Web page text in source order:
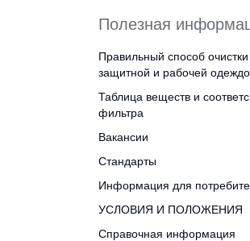
Полезная
Правильный способ
защитной и рабочей
Таблица веществ и
фильтра
Вакансии
Стандарты
Информация для
УСЛОВИЯ И ПОЛОЖЕНИЯ
Справочная информация